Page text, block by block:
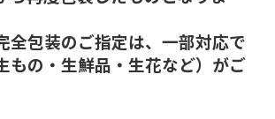
包装のご指定は、一部対応で
もの・生鮮品・生花など）がご